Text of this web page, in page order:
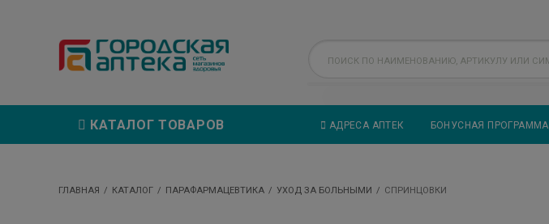
АДРЕСА АПТЕК БОНУСНАЯ ПРОГРАММА
КАТАЛОГ ТОВАРОВ
ГЛАВНАЯ КАТАЛОГ ПАРАФАРМАЦЕВТИКА УХОД ЗА БОЛЬНЫМИ СПРИНЦОВКИ